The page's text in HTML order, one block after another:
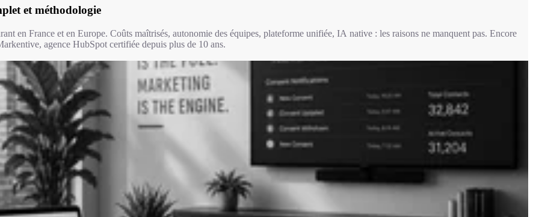
et méthodologie
en France et en Europe. Coûts maîtrisés, autonomie des équipes, plateforme unifiée, IA native : les raisons ne manquent pas. Encore
agence HubSpot certifiée depuis plus de 10 ans.